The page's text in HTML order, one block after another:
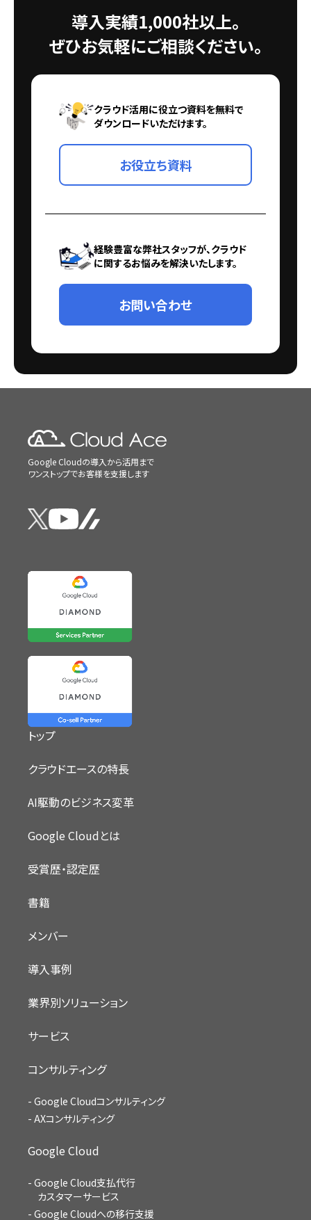
導入実績1,000社以上。
ぜひお気軽にご相談ください。
クラウド活用に役立つ資料を無料で
ダウンロードいただけます。
お役立ち資料
経験豊富な弊社スタッフが、クラウド
に関するお悩みを解決いたします。
お問い合わせ
Google Cloudの導入から活用まで
ワンストップでお客様を支援します
トップ
クラウドエースの特長
AI駆動のビジネス変革
Google Cloudとは
受賞歴・認定歴
書籍
メンバー
導入事例
業界別ソリューション
サービス
コンサルティング
Google Cloudコンサルティング
AXコンサルティング
Google Cloud
Google Cloud支払代行
カスタマーサービス
Google Cloudへの移行支援